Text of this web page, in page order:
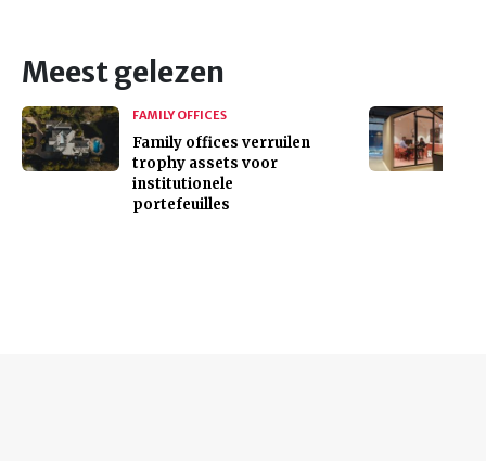
Meest gelezen
FAMILY OFFICES
Family offices verruilen
trophy assets voor
institutionele
portefeuilles